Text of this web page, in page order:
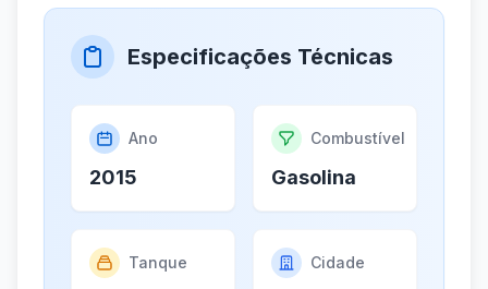
Especificações Técnicas
Ano
2015
Combustível
Gasolina
Tanque Cidade